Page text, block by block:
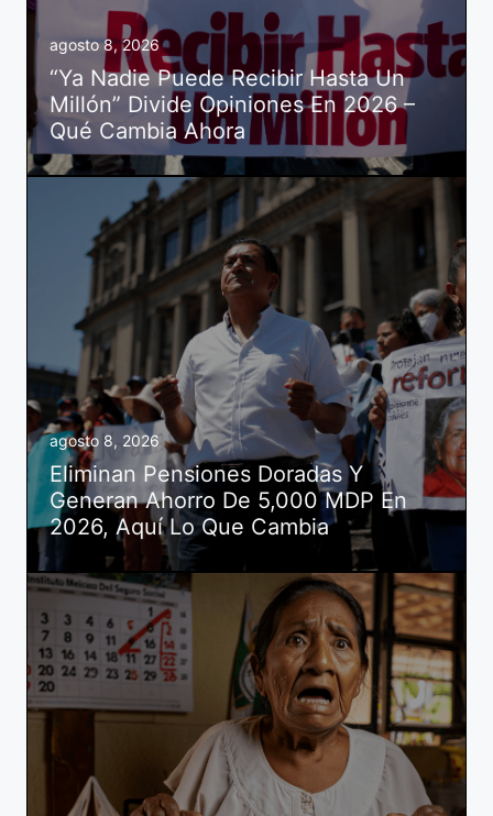
agosto 8, 2026
“Ya Nadie Puede Recibir Hasta Un
Millón” Divide Opiniones En 2026 –
Qué Cambia Ahora
agosto 8, 2026
Eliminan Pensiones Doradas Y
Generan Ahorro De 5,000 MDP En
2026, Aquí Lo Que Cambia